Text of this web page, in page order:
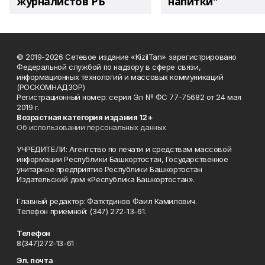
© 2019-2026 Сетевое издание «KizilTan» зарегистрировано
Федеральной службой по надзору в сфере связи,
информационных технологий и массовых коммуникаций
(РОСКОМНАДЗОР)
Регистрационный номер: серия Эл № ФС 77-75682 от 24 мая
2019 г.
Возрастная категория издания 12+
Об использовании персональных данных
УЧРЕДИТЕЛИ: Агентство по печати и средствам массовой
информации Республики Башкортостан, Государственное
унитарное предприятие Республики Башкортостан
Издательский дом «Республика Башкортостан».
Главный редактор: Фатхтдинов Фаил Камилович.
Телефон приемной: (347) 272-13-61.
Телефон
8(347)272-13-61
Эл. почта